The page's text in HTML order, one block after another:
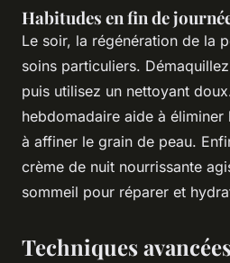
Habitudes en fin de
Le soir, la régénération de la
soins particuliers.
puis utilisez un nettoyant
hebdomadaire aide à
à affiner le grain de peau.
crème de nuit nourrissante
sommeil pour réparer et
Techniques